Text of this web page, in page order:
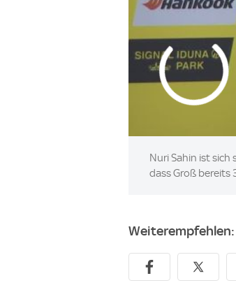
Nuri Sahin ist sich
dass Groß bereits
Weiterempfehlen: